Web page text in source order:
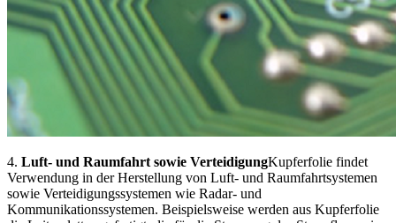
4. Luft- und Raumfahrt sowie VerteidigungKupferfolie findet
Verwendung in der Herstellung von Luft- und Raumfahrtsystemen
sowie Verteidigungssystemen wie Radar- und
Kommunikationssystemen. Beispielsweise werden aus Kupferfolie